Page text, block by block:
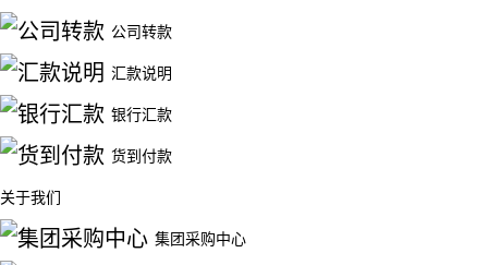
公司转款
汇款说明
银行汇款
货到付款
关于我们
集团采购中心